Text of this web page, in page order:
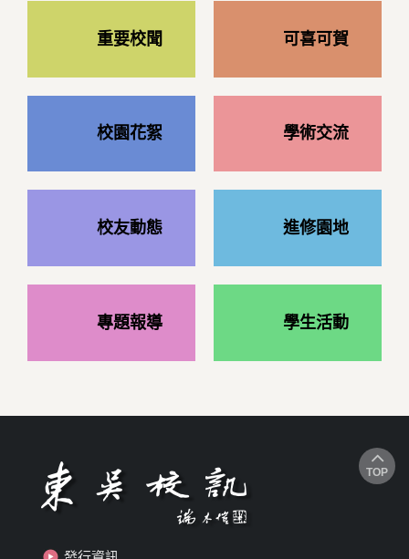
重要校聞 可喜可賀
校園花絮 學術交流
校友動態 進修園地
專題報導 學生活動
TOP